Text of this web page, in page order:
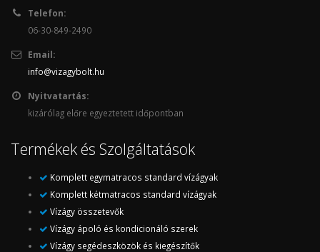
Telefon:
06-30-849-2490
Email:
info@vizagybolt.hu
Nyitvatartás:
kizárólag előre egyeztetett időpontban
Termékek és Szolgáltatások
Komplett egymatracos standard vízágyak
Komplett kétmatracos standard vízágyak
Vízágy összetevők
Vízágy ápoló és kondicionáló szerek
Vízágy segédeszközök és kiegészítők